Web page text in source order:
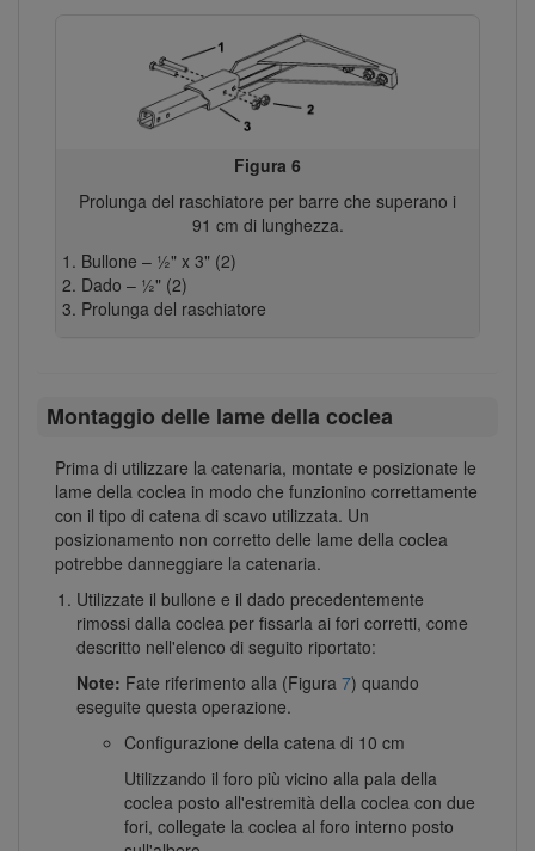
Figura 6
Prolunga del raschiatore per barre che superano i
91 cm di lunghezza.
Bullone – ½" x 3" (2)
Dado – ½" (2)
Prolunga del raschiatore
Montaggio delle lame della coclea
Prima di utilizzare la catenaria, montate e posizionate le
lame della coclea in modo che funzionino correttamente
con il tipo di catena di scavo utilizzata. Un
posizionamento non corretto delle lame della coclea
potrebbe danneggiare la catenaria.
Utilizzate il bullone e il dado precedentemente
rimossi dalla coclea per fissarla ai fori corretti, come
descritto nell'elenco di seguito riportato:
Note: Fate riferimento alla (Figura 7) quando
eseguite questa operazione.
Configurazione della catena di 10 cm
Utilizzando il foro più vicino alla pala della
coclea posto all'estremità della coclea con due
fori, collegate la coclea al foro interno posto